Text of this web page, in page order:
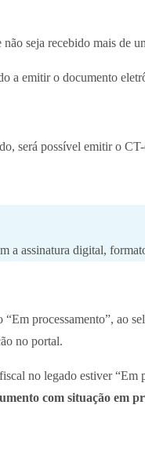
seja recebido mais de
a emitir o documento
será possível emitir o
a assinatura digital,
processamento”, ao
no portal.
no legado estiver
com situação em